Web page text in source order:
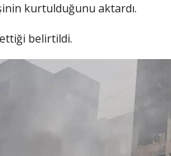
kurtulduğunu aktardı.
belirtildi.